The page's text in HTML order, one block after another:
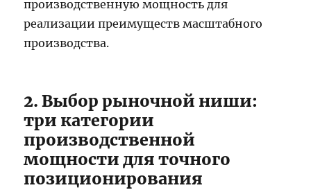
производственную мощность для
реализации преимуществ масштабного
производства.
2. Выбор рыночной ниши:
три категории
производственной
мощности для точного
позиционирования